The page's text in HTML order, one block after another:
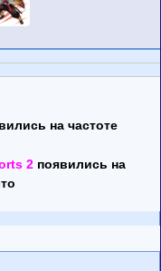
на частоте
2 появились на